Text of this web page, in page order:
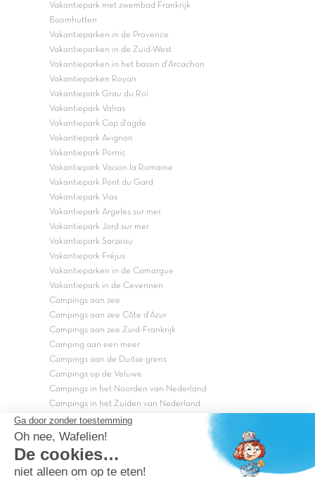
Vakantiepark met zwembad Frankrijk
Boomhutten
Vakantieparken in de Provence
Vakantieparken in de Zuid-West
Vakantieparken in het bassin d'Arcachon
Vakantieparken Royan
Vakantiepark Grau du Roi
Vakantiepark Valras
Vakantiepark Cap d'agde
Vakantiepark Avignon
Vakantiepark Pornic
Vakantiepark Vaison la Romaine
Vakantiepark Pont du Gard
Vakantiepark Vias
Vakantiepark Argeles sur mer
Vakantiepark Jard sur mer
Vakantiepark Sarzeau
Vakantiepark Fréjus
Vakantieparken in de Camargue
Vakantiepark in de Cevennen
Campings aan zee
Campings aan zee Côte d'Azur
Campings aan zee Zuid-Frankrijk
Camping aan een meer
Campings aan de Duitse grens
Campings op de Veluwe
Campings in het Noorden van Nederland
Campings in het Zuiden van Nederland
Copyright Capfun 2026 ©
Bij Capfun solliciteren
Veelgestelde vragen